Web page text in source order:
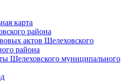
карта
района
актов Шелеховского
района
Шелеховского муниципального